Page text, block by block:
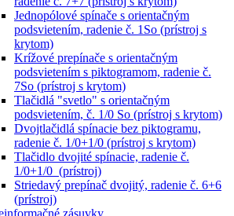
Jednopólové spínače s orientačným
podsvietením, radenie č. 1So (prístroj s
krytom)
Krížové prepínače s orientačným
podsvietením s piktogramom, radenie č.
7So (prístroj s krytom)
Tlačidlá "svetlo" s orientačným
podsvietením, č. 1/0 So (prístroj s krytom)
Dvojtlačidlá spínacie bez piktogramu,
radenie č. 1/0+1/0 (prístroj s krytom)
Tlačidlo dvojité spínacie, radenie č.
1/0+1/0 (prístroj)
Striedavý prepínač dvojitý, radenie č. 6+6
(prístroj)
zásuvky